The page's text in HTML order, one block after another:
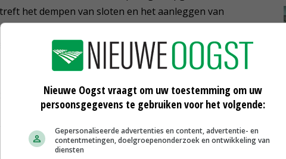
het dempen van sloten en het aanleggen van
aangevraagd om op termijn
voor het herstel en de aanleg van kades.
van de provincie slechts een eerste stap die
aan het werk te kunnen. Daarnaast moet nog
en een vergunningentraject worden doorlopen. 'We
Nieuwe Oogst vraagt om uw toestemming om uw
persoonsgegevens te gebruiken voor het volgende:
Gepersonaliseerde advertenties en content, advertentie- en
contentmetingen, doelgroepenonderzoek en ontwikkeling van
diensten